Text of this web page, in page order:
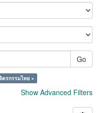
Go
รกรรมไทย ×
Show Advanced Filters